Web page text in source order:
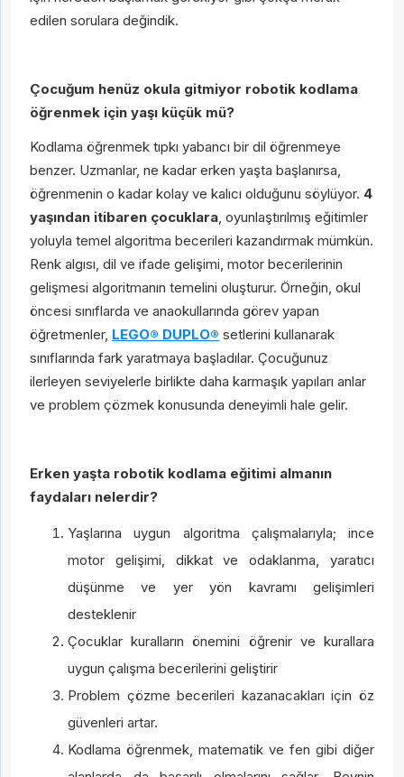
edilen sorulara değindik.
Çocuğum henüz okula gitmiyor robotik kodlama
öğrenmek için yaşı küçük mü?
Kodlama öğrenmek tıpkı yabancı bir dil öğrenmeye
benzer. Uzmanlar, ne kadar erken yaşta başlanırsa,
öğrenmenin o kadar kolay ve kalıcı olduğunu söylüyor. 4
yaşından itibaren çocuklara, oyunlaştırılmış eğitimler
yoluyla temel algoritma becerileri kazandırmak mümkün.
Renk algısı, dil ve ifade gelişimi, motor becerilerinin
gelişmesi algoritmanın temelini oluşturur. Örneğin, okul
öncesi sınıflarda ve anaokullarında görev yapan
öğretmenler, LEGO® DUPLO® setlerini kullanarak
sınıflarında fark yaratmaya başladılar. Çocuğunuz
ilerleyen seviyelerle birlikte daha karmaşık yapıları anlar
ve problem çözmek konusunda deneyimli hale gelir.
Erken yaşta robotik kodlama eğitimi almanın
faydaları nelerdir?
Yaşlarına uygun algoritma çalışmalarıyla; ince
motor gelişimi, dikkat ve odaklanma, yaratıcı
düşünme ve yer yön kavramı gelişimleri
desteklenir
Çocuklar kuralların önemini öğrenir ve kurallara
uygun çalışma becerilerini geliştirir
Problem çözme becerileri kazanacakları için öz
güvenleri artar.
Kodlama öğrenmek, matematik ve fen gibi diğer
Abone Ol
E-Posta
Kişisel verilerin korunmasına ilişkinaydınlatma
Gelince Haber Ver
İsim Soy İsim
E-Posta
Taksit Seçenekleri